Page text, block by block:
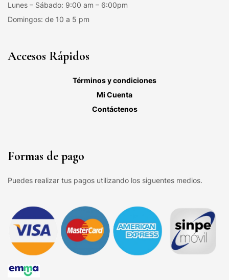
Lunes – Sábado: 9:00 am – 6:00pm
Domingos: de 10 a 5 pm
Accesos Rápidos
Términos y condiciones
Mi Cuenta
Contáctenos
Formas de pago
Puedes realizar tus pagos utilizando los siguentes medios.